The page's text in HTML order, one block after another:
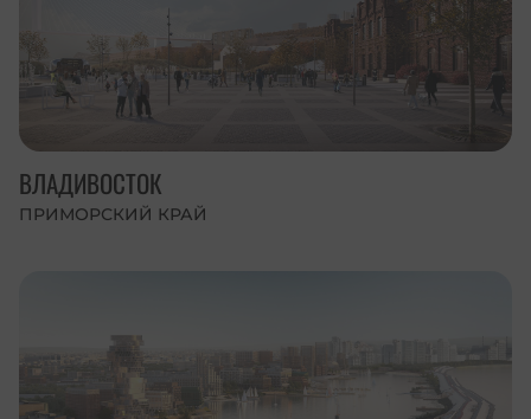
ВЛАДИВОСТОК
ПРИМОРСКИЙ КРАЙ